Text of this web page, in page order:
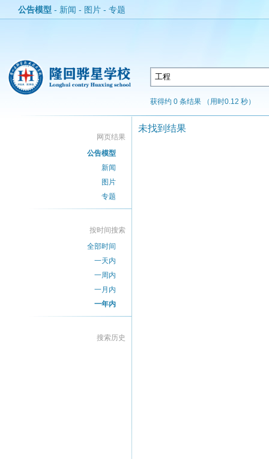
公告模型 - 新闻 - 图片 - 专题
获得约 0 条结果 （用时0.12 秒）
网页结果
公告模型
新闻
图片
专题
按时间搜索
全部时间
一天内
一周内
一月内
一年内
搜索历史
未找到结果